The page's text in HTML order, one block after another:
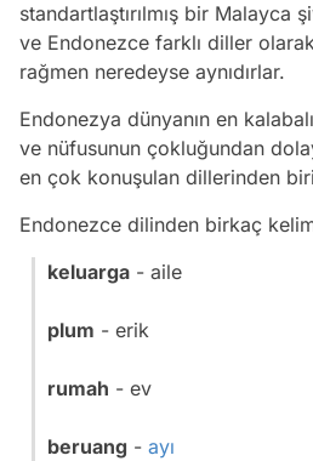
standartlaştırılmış bir Malayca
ve Endonezce farklı diller
rağmen neredeyse aynıdırlar.
Endonezya dünyanın en
ve nüfusunun çokluğundan
en çok konuşulan dillerinden
Endonezce dilinden birkaç
keluarga - aile
plum - erik
rumah - ev
beruang - ayı